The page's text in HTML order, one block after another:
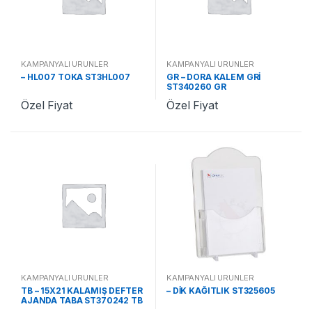
KAMPANYALI ÜRÜNLER
– HL007 TOKA ST3HL007
Özel Fiyat
KAMPANYALI ÜRÜNLER
GR – DORA KALEM GRİ
ST340260 GR
Özel Fiyat
KAMPANYALI ÜRÜNLER
TB – 15X21 KALAMIŞ DEFTER
AJANDA TABA ST370242 TB
KAMPANYALI ÜRÜNLER
– DİK KAĞITLIK ST325605